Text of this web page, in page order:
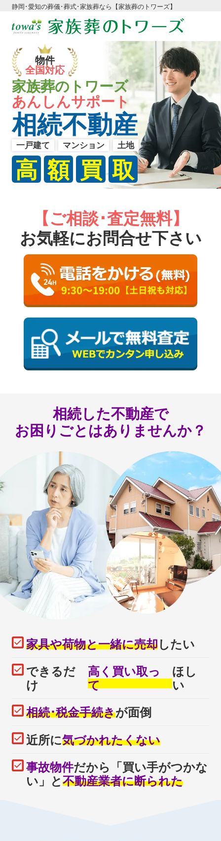
静岡･愛知の葬儀･葬式･家族葬なら【家族葬のトワーズ】
物件
全国対応
家族葬のトワーズ
あんしんサポート
相続不動産
一戸建て マンション 土地
高 額 買 取
【ご相談･査定無料】
お気軽にお問合せ下さい
相続した不動産で
お困りごとはありませんか？
家具や荷物と一緒に売却したい
できるだ
け
高く買い取っ
て
ほし
い
相続･税金手続きが面倒
近所に気づかれたくない
事故物件だから「買い手がつかな
い」と不動産業者に断られた